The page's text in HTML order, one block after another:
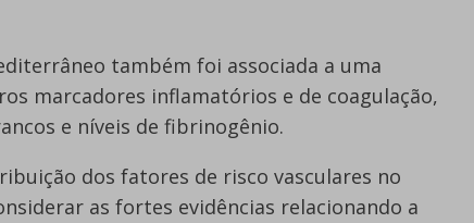
também foi associada a uma
marcadores inflamatórios e de coagulação,
e níveis de fibrinogênio.
dos fatores de risco vasculares no
as fortes evidências relacionando a